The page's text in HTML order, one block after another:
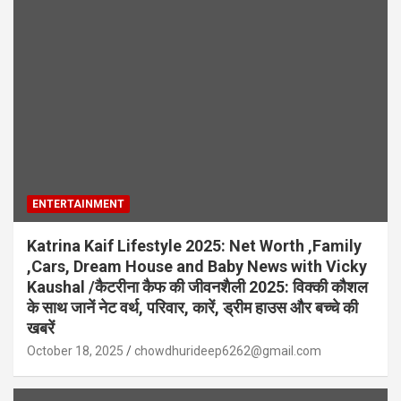
ENTERTAINMENT
Katrina Kaif Lifestyle 2025: Net Worth ,Family
,Cars, Dream House and Baby News with Vicky
Kaushal /कैटरीना कैफ की जीवनशैली 2025: विक्की कौशल
के साथ जानें नेट वर्थ, परिवार, कारें, ड्रीम हाउस और बच्चे की
खबरें
October 18, 2025 chowdhurideep6262@gmail.com